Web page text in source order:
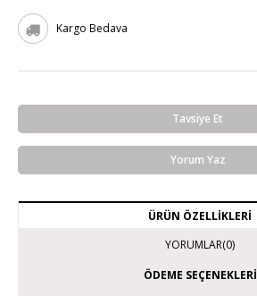
Kargo Bedava
Tavsiye Et
Yorum Yaz
ÜRÜN ÖZELLIKLERI
YORUMLAR(0)
ÖDEME SEÇENEKLERI